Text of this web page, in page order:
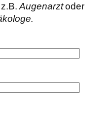
z.B.Augenarztoder
.